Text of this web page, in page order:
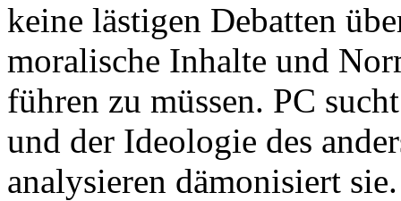
keine lästigen Debatten
moralische Inhalte und
führen zu müssen. PC
und der Ideologie des
analysieren dämonisiert